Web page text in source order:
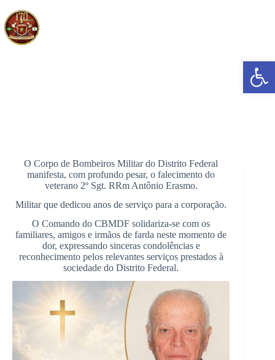
Abrir a barra de ferramentas
para
conteúdo
O Corpo de Bombeiros Militar do Distrito Federal
manifesta, com profundo pesar, o falecimento do
veterano 2º Sgt. RRm Antônio Erasmo.
Militar que dedicou anos de serviço para a corporação.
O Comando do CBMDF solidariza-se com os
familiares, amigos e irmãos de farda neste momento de
dor, expressando sinceras condolências e
reconhecimento pelos relevantes serviços prestados à
sociedade do Distrito Federal.